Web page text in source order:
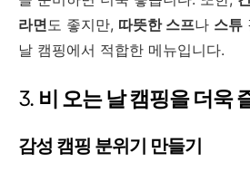
라면도 좋지만, 따뜻한 스프나 스튜
날 캠핑에서 적합한 메뉴입니다.
3. 비 오는 날 캠핑을 더욱
감성 캠핑 분위기 만들기